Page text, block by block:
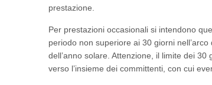
prestazione.
Per prestazioni occasionali si intendono
periodo non superiore ai 30 giorni
dell’anno solare. Attenzione, il limite dei
verso l’insieme dei committenti, con cui